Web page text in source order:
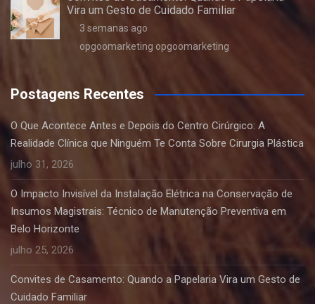
Vira um Gesto de Cuidado Familiar
3 semanas ago
opgoomarketing opgoomarketing
Postagens Recentes
O Que Acontece Antes e Depois do Centro Cirúrgico: A
Realidade Clínica que Ninguém Te Conta Sobre Cirurgia Plástica
julho 31, 2026
O Impacto Invisível da Instalação Elétrica na Conservação de
Insumos Magistrais: Técnico de Manutenção Preventiva em
Belo Horizonte
julho 25, 2026
Convites de Casamento: Quando a Papelaria Vira um Gesto de
Cuidado Familiar